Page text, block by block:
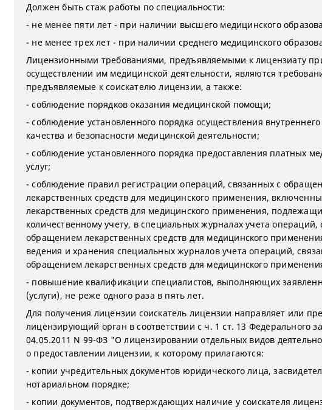
Должен быть стаж работы по специальности:
- не менее пяти лет - при наличии высшего медицинского
- не менее трех лет - при наличии среднего медицинского
Лицензионными требованиями, предъявляемыми к лицензиату
осуществлении им медицинской деятельности, являются
предъявляемые к соискателю лицензии, а также:
- соблюдение порядков оказания медицинской помощи;
- соблюдение установленного порядка осуществления внутреннего
качества и безопасности медицинской деятельности;
- соблюдение установленного порядка предоставления платных
услуг;
- соблюдение правил регистрации операций, связанных с
лекарственных средств для медицинского применения,
лекарственных средств для медицинского применения,
количественному учету, в специальных журналах учета операций,
обращением лекарственных средств для медицинского
ведения и хранения специальных журналов учета операций,
обращением лекарственных средств для медицинского
- повышение квалификации специалистов, выполняющих
(услуги), не реже одного раза в пять лет.
Для получения лицензии соискатель лицензии направляет или
лицензирующий орган в соответствии с ч. 1 ст. 13 Федерального
04.05.2011 N 99-ФЗ "О лицензировании отдельных видов
о предоставлении лицензии, к которому прилагаются:
- копии учредительных документов юридического лица,
нотариальном порядке;
- копии документов, подтверждающих наличие у соискателя